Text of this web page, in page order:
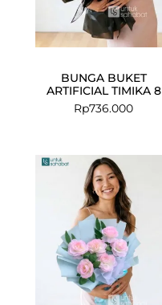
BUNGA BUKET
ARTIFICIAL TIMIKA 8
Rp736.000